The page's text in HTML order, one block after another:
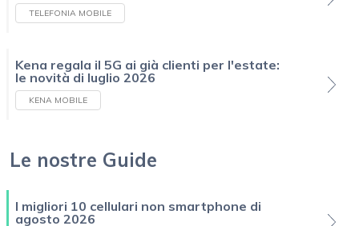
TELEFONIA MOBILE
Kena regala il 5G ai già clienti per l'estate:
le novità di luglio 2026
KENA MOBILE
Le nostre Guide
I migliori 10 cellulari non smartphone di
agosto 2026